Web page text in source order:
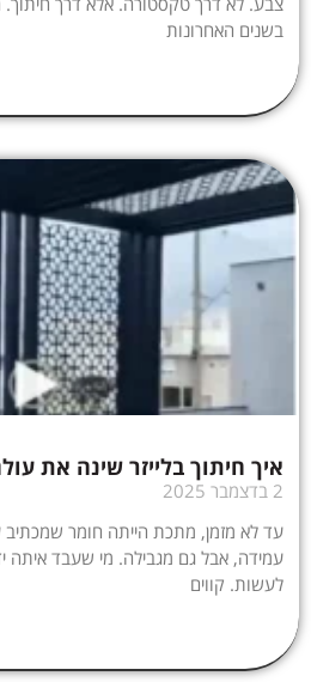
בשנים האחרונות
איך חיתוך בלייזר שינה את
2 בדצמבר 2025
עד לא מזמן, מתכת הייתה חומר שמכתיב
עמידה, אבל גם מגבילה. מי שעבד
לעשות. קווים